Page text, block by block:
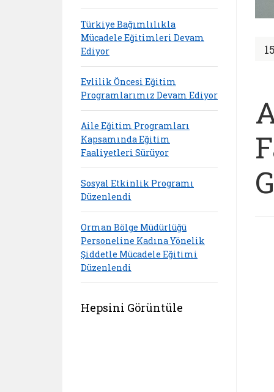
Türkiye Bağımlılıkla
Mücadele Eğitimleri Devam
Ediyor
Evlilik Öncesi Eğitim
Programlarımız Devam Ediyor
Aile Eğitim Programları
Kapsamında Eğitim
Faaliyetleri Sürüyor
Sosyal Etkinlik Programı
Düzenlendi
Orman Bölge Müdürlüğü
Personeline Kadına Yönelik
Şiddetle Mücadele Eğitimi
Düzenlendi
Hepsini Görüntüle